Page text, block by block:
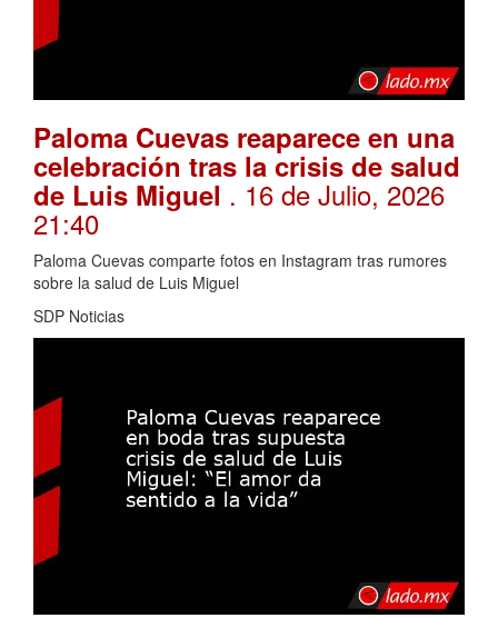
Paloma Cuevas reaparece en una
celebración tras la crisis de salud
de Luis Miguel . 16 de Julio, 2026
21:40
Paloma Cuevas comparte fotos en Instagram tras rumores
sobre la salud de Luis Miguel
SDP Noticias